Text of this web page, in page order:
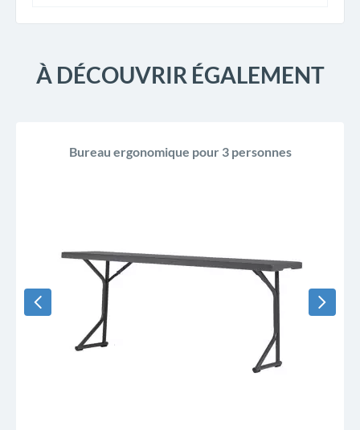
À DÉCOUVRIR ÉGALEMENT
Bureau ergonomique pour 3 personnes